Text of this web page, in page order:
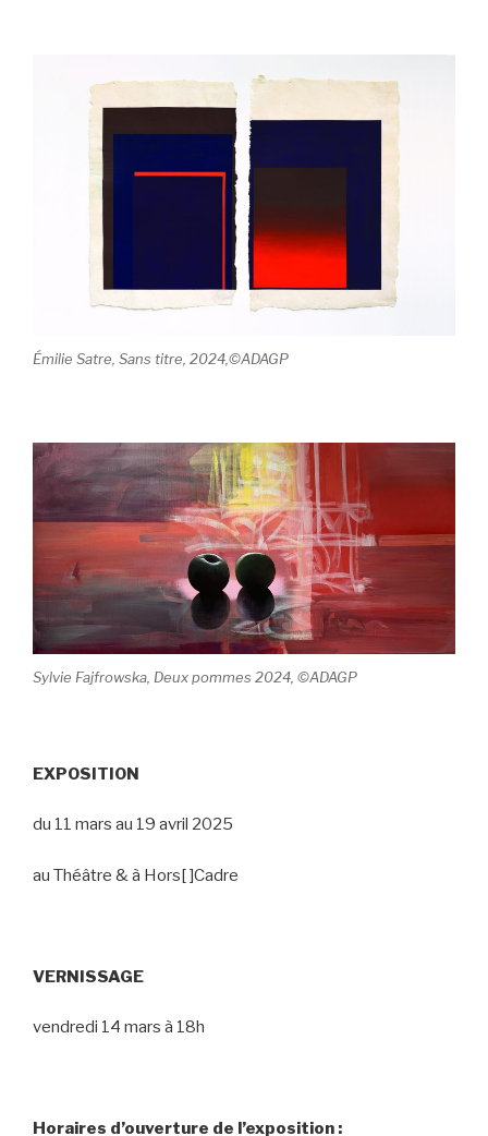
Émilie Satre, Sans titre, 2024,©ADAGP
Sylvie Fajfrowska, Deux pommes 2024, ©ADAGP
EXPOSITION
du 11 mars au 19 avril 2025
au Théâtre & à Hors[ ]Cadre
VERNISSAGE
vendredi 14 mars à 18h
Horaires d’ouverture de l’exposition :